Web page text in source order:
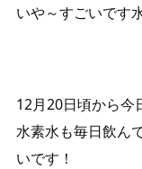
いや～すごいです
12月20日頃から今
水素水も毎日飲ん
いです！